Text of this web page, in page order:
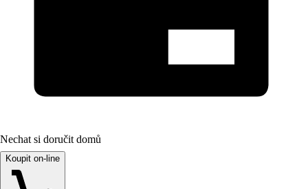
Nechat si doručit domů
Koupit on-line